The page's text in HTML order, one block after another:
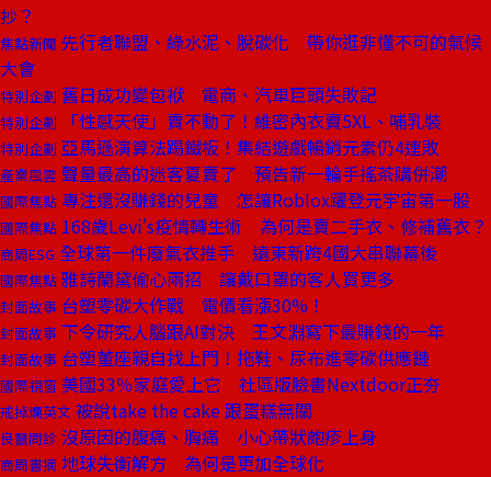
抄？
焦點新聞 先行者聯盟、綠水泥、脫碳化 帶你逛非懂不可的氣候
大會
特別企劃 舊日成功變包袱 電商、汽車巨頭失敗記
特別企劃 「性感天使」賣不動了！維密內衣賣5XL、哺乳裝
特別企劃 亞馬遜演算法踢鐵板！集結遊戲暢銷元素仍4連敗
產業風雲 聲量最高的迷客夏賣了 預告新一輪手搖茶購併潮
國際焦點 專注還沒賺錢的兒童 怎讓Roblox躍登元宇宙第一股
國際焦點 168歲Levi's疫情轉生術 為何是賣二手衣、修補舊衣？
商周ESG 全球第一件廢氣衣推手 遠東新跨4國大串聯幕後
國際焦點 雅詩蘭黛偷心兩招 讓戴口罩的客人買更多
封面故事 台塑零碳大作戰 電價看漲30%！
封面故事 下令研究人腦跟AI對決 王文淵寫下最賺錢的一年
封面故事 台塑董座親自找上門！拖鞋、尿布進零碳供應鏈
國際視窗 美國33％家庭愛上它 社區版臉書Nextdoor正夯
戒掉爛英文 被說take the cake 跟蛋糕無關
良醫問診 沒原因的腹痛、胸痛 小心帶狀皰疹上身
商周書摘 地球失衡解方 為何是更加全球化